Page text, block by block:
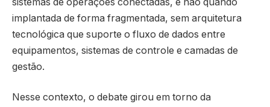
implantada de forma fragmentada, sem arquitetura
tecnológica que suporte o fluxo de dados entre
equipamentos, sistemas de controle e camadas de
gestão.
Nesse contexto, o debate girou em torno da